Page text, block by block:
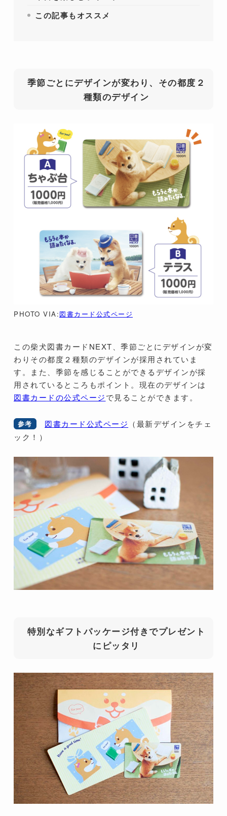
この記事もオススメ
季節ごとにデザインが変わり、その都度２
種類のデザイン
PHOTO VIA:図書カード公式ページ
この柴犬図書カードNEXT、季節ごとにデザインが変
わりその都度２種類のデザインが採用されていま
す。また、季節を感じることができるデザインが採
用されているところもポイント。現在のデザインは
図書カードの公式ページで見ることができます。
参考 図書カード公式ページ （最新デザインをチェ
ック！）
特別なギフトパッケージ付きでプレゼント
にピッタリ